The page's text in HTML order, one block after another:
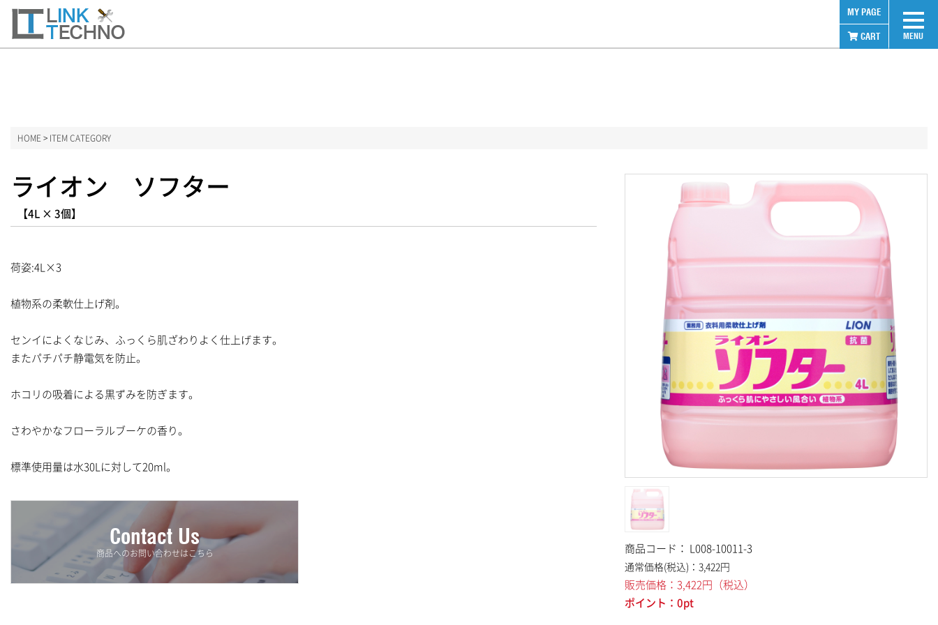
MENU
MY PAGE
CART
消毒用アルコール
業務用食洗機洗剤
ハンドソープ&消毒液
ヘア&ボディケア
ウォーターサーバー用フィルター
ウォーターサーバー用交換・補修用部品
ウォーターサーバー
Q & A
ム
HOME> ITEM CATEGORY
ライオン ソフター
【4L × 3個】
荷姿:4L×3
植物系の柔軟仕上げ剤。
センイによくなじみ、ふっくら肌ざわりよく仕上げます。
またパチパチ静電気を防止。
ホコリの吸着による黒ずみを防ぎます。
さわやかなフローラルブーケの香り。
標準使用量は水30Lに対して20ml。
Contact Us
商品へのお問い合わせはこちら 商品コード： L008-10011-3
通常価格(税込)： 3,422円
販売価格：3,422円 （税込）
ポイント：0pt